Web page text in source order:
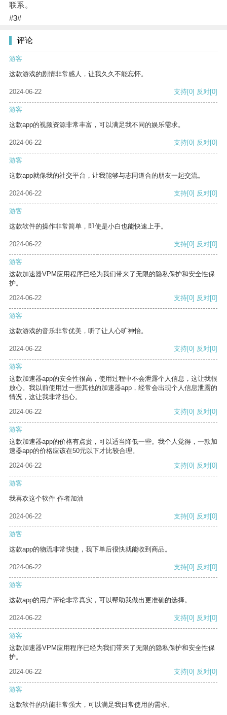
联系。
#3#
评论
游客
这款游戏的剧情非常感人，让我久久不能忘怀。
2024-06-22 支持[0] 反对[0]
游客
这款app的视频资源非常丰富，可以满足我不同的娱乐需求。
2024-06-22 支持[0] 反对[0]
游客
这款app就像我的社交平台，让我能够与志同道合的朋友一起交流。
2024-06-22 支持[0] 反对[0]
游客
这款软件的操作非常简单，即使是小白也能快速上手。
2024-06-22 支持[0] 反对[0]
游客
这款加速器VPM应用程序已经为我们带来了无限的隐私保护和安全性保
护。
2024-06-22
支持[0] 反对[0]
游客
这款游戏的音乐非常优美，听了让人心旷神怡。
2024-06-22 支持[0] 反对[0]
游客
这款加速器app的安全性很高，使用过程中不会泄露个人信息，这让我很
放心。我以前使用过一些其他的加速器app，经常会出现个人信息泄露的
情况，这让我非常担心。
2024-06-22
支持[0] 反对[0]
游客
这款加速器app的价格有点贵，可以适当降低一些。我个人觉得，一款加
速器app的价格应该在50元以下才比较合理。
2024-06-22
支持[0] 反对[0]
游客
我喜欢这个软件 作者加油
2024-06-22 支持[0] 反对[0]
游客
这款app的物流非常快捷，我下单后很快就能收到商品。
2024-06-22 支持[0] 反对[0]
游客
这款app的用户评论非常真实，可以帮助我做出更准确的选择。
2024-06-22 支持[0] 反对[0]
游客
这款加速器VPM应用程序已经为我们带来了无限的隐私保护和安全性保
护。
2024-06-22
支持[0] 反对[0]
游客
这款软件的功能非常强大，可以满足我日常使用的需求。